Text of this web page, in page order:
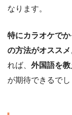
なります。
特にカラオケで
の方法がオススメ
れば、 外国語を
が期待できるでし